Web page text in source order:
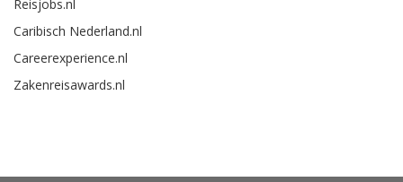
Reisjobs.nl
Caribisch Nederland.nl
Careerexperience.nl
Zakenreisawards.nl